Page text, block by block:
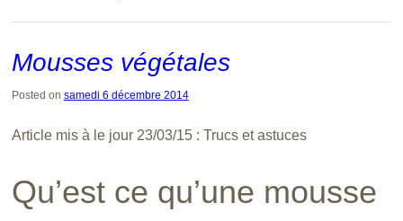
Mousses végétales
Posted on samedi 6 décembre 2014
Article mis à le jour 23/03/15 : Trucs et astuces
Qu’est ce qu’une mousse